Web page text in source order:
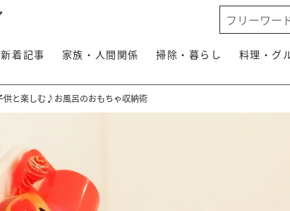
新着記事 家族・人間関係 掃除・暮らし 料理・グ
供と楽しむ♪お風呂のおもちゃ収納術